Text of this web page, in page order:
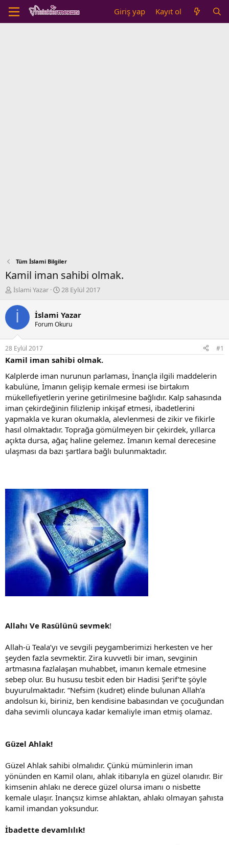
Giriş yap Kayıt ol
Tüm İslami Bilgiler
Kamil iman sahibi olmak.
K
n
y
u
b
a
ş
l
a
t
a
n
İslami Yazar
B
l
a
ı
ç
a
r
i
h
i
28 Eylül 2017
İ İslami Yazar
Forum Okuru
28 Eylül 2017 #1
Kamil iman sahibi olmak.
Kalplerde iman nurunun parlaması, İnançla ilgili maddelerin
kabulüne, İmanın gelişip kemale ermesi ise birtakım
mükellefiyetlerin yerine getirilmesine bağlıdır. Kalp sahasında
iman çekirdeğinin filizlenip inkişaf etmesi, ibadetlerini
yapmakla ve kuran okumakla, alevlenmesi de zikir ve fikirle
hasıl olmaktadır. Toprağa gömülmeyen bir çekirdek, yıllarca
açıkta dursa, ağaç haline gelemez. İmanın kemal derecesine
ulaşması da bazı şartlara bağlı bulunmaktadır.
Allahı Ve Rasülünü sevmek!
Allah-ü Teala’yı ve sevgili peygamberimizi herkesten ve her
şeyden fazla sevmektir. Zira kuvvetli bir iman, sevginin
artmasına fazlalaşan muhabbet, imanın kemale etmesine
sebep olur. Bu hususu tesbit eden bir Hadisi Şerif’te şöyle
buyurulmaktadır. “Nefsim (kudret) elinde bulunan Allah’a
andolsun ki, biriniz, ben kendisine babasından ve çocuğundan
daha sevimli oluncaya kadar kemaliyle iman etmiş olamaz.
Güzel Ahlak!
Güzel Ahlak sahibi olmalıdır. Çünkü müminlerin iman
yönünden en Kamil olanı, ahlak itibarıyla en güzel olanıdır. Bir
kimsenin ahlakı ne derece güzel olursa imanı o nisbette
kemale ulaşır. İnançsız kimse ahlaktan, ahlakı olmayan şahısta
kamil imandan yoksundur.
İbadette devamlılık!